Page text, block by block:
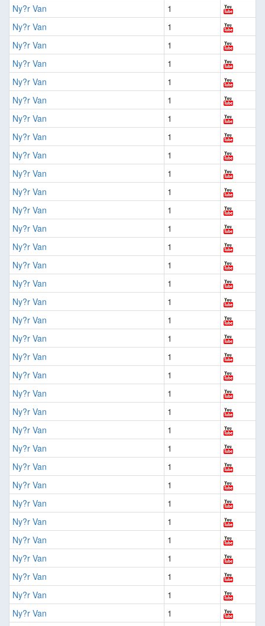
Ny?r Van
1
Ny?r Van
1
Ny?r Van
1
Ny?r Van
1
Ny?r Van
1
Ny?r Van
1
Ny?r Van
1
Ny?r Van
1
Ny?r Van
1
Ny?r Van
1
Ny?r Van
1
Ny?r Van
1
Ny?r Van
1
Ny?r Van
1
Ny?r Van
1
Ny?r Van
1
Ny?r Van
1
Ny?r Van
1
Ny?r Van
1
Ny?r Van
1
Ny?r Van
1
Ny?r Van
1
Ny?r Van
1
Ny?r Van
1
Ny?r Van
1
Ny?r Van
1
Ny?r Van
1
Ny?r Van
1
Ny?r Van
1
Ny?r Van
1
Ny?r Van
1
Ny?r Van
1
Ny?r Van
1
Ny?r Van
1